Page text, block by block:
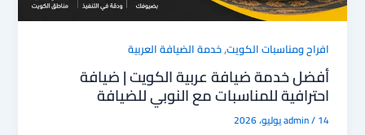
افراح ومناسبات الكويت,خدمة الضيافة العربية
أفضل خدمة ضيافة عربية الكويت | ضيافة
احترافية للمناسبات مع النوبي للضيافة
admin/14 يوليو، 2026